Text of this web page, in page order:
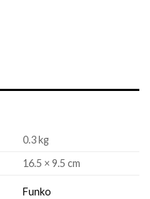
0.3 kg
16.5 × 9.5 cm
Funko